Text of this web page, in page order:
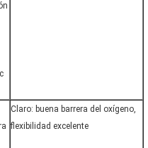
Claro: buena barrera del oxígeno,
flexibilidad excelente